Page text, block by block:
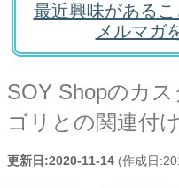
最近興味がある
メルマガ
SOY Shopのカ
ゴリとの関連付
更新日:2020-11-14 (作成日: